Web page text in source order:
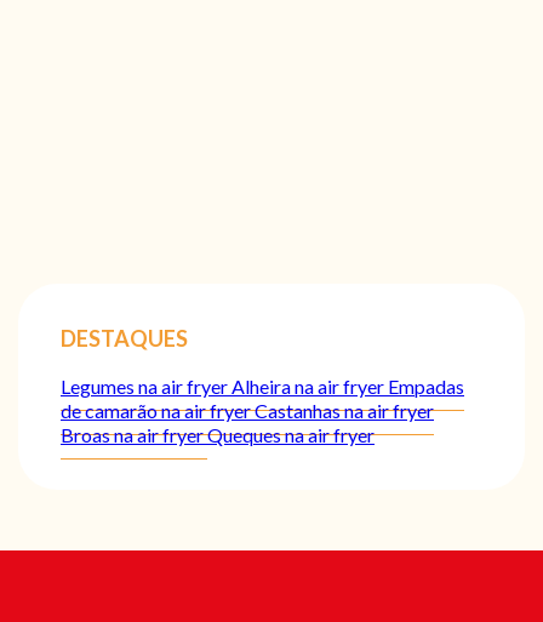
DESTAQUES
Legumes na air fryer Alheira na air fryer Empadas
de camarão na air fryerCastanhas na air fryer
Broas na air fryerQueques na air fryer